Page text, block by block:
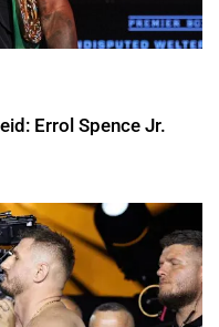
Errol Spence Jr.